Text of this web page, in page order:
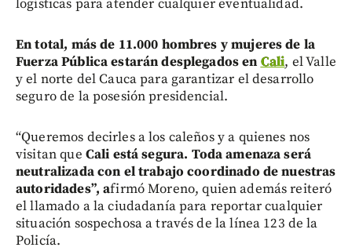
logísticas para atender cualquier eventualidad.
En total, más de 11.000 hombres y mujeres de la
Fuerza Pública estarán desplegados en Cali, el Valle
y el norte del Cauca para garantizar el desarrollo
seguro de la posesión presidencial.
“Queremos decirles a los caleños y a quienes nos
visitan que Cali está segura. Toda amenaza será
neutralizada con el trabajo coordinado de nuestras
autoridades”, afirmó Moreno, quien además reiteró
el llamado a la ciudadanía para reportar cualquier
situación sospechosa a través de la línea 123 de la
Policía.